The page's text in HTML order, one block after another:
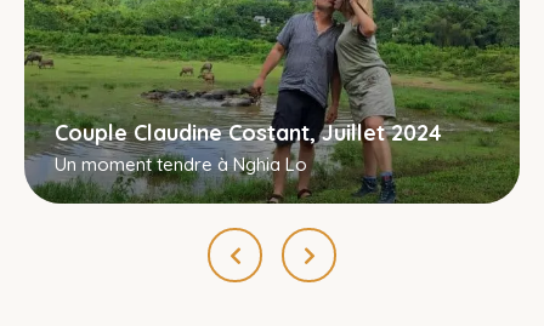
Couple Claudine Costant, Juillet 2024
Un moment tendre à Nghia Lo